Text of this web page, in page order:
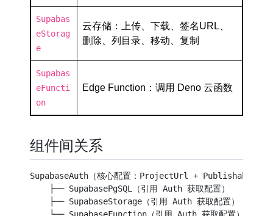
Supabas
eStorag
e
云存储：上传、下载、签名URL、
删除、列目录、移动、复制
Supabas
eFuncti
on
Edge Function：调用 Deno 云函数
组件间关系
SupabaseAuth（核心配置：ProjectUrl + PublishableKey
    ├── SupabasePgSQL（引用 Auth 获取配置）
    ├── SupabaseStorage（引用 Auth 获取配置）